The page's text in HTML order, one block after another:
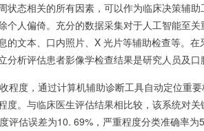
状态相关的所有因素，可以作为临床决策辅
个人偏倚。充分的数据采集对于人工智能至
的文本、口内照片、X 光片等辅助检查等。
析评估患者影像学检查结果是研究人员及口
程度，通过计算机辅助诊断工具自动定位重
度。与临床医生评估结果相比较，该系统对
评估误差为10. 69%，严重程度分类准确率为